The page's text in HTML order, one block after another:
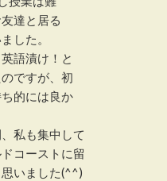
達と居る
した。
語漬け！と
ですが、初
的には良か
私も集中して
コーストに留
いました(^^)